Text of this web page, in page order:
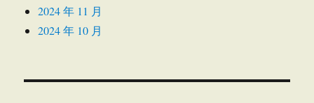
2024 年 11 月
2024 年 10 月